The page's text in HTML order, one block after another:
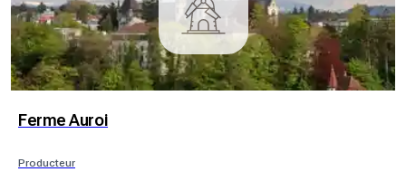
Ferme Auroi
Producteur